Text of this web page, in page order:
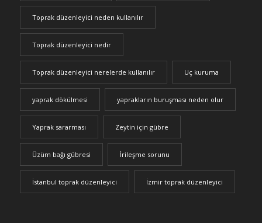
Toprak düzenleyici neden kullanılır
Toprak düzenleyici nedir
Toprak düzenleyici nerelerde kullanılır Uç kuruma
yaprak dökülmesi yaprakların buruşması neden olur
Yaprak sararması Zeytin için gübre
Üzüm bağı gübresi İrileşme sorunu
İstanbul toprak düzenleyici İzmir toprak düzenleyici